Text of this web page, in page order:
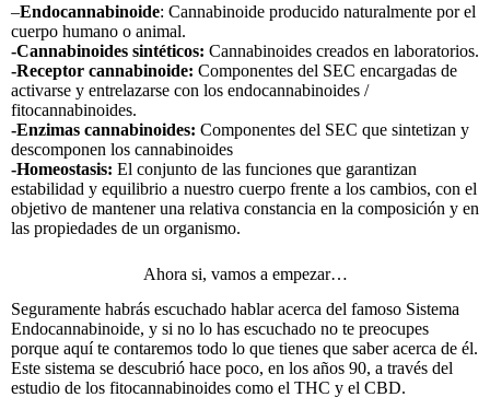
–Endocannabinoide: Cannabinoide producido naturalmente por el
cuerpo humano o animal.
-Cannabinoides sintéticos: Cannabinoides creados en laboratorios.
-Receptor cannabinoide: Componentes del SEC encargadas de
activarse y entrelazarse con los endocannabinoides /
fitocannabinoides.
-Enzimas cannabinoides: Componentes del SEC que sintetizan y
descomponen los cannabinoides
-Homeostasis: El conjunto de las funciones que garantizan
estabilidad y equilibrio a nuestro cuerpo frente a los cambios, con el
objetivo de mantener una relativa constancia en la composición y en
las propiedades de un organismo.
Ahora si, vamos a empezar…
Seguramente habrás escuchado hablar acerca del famoso Sistema
Endocannabinoide, y si no lo has escuchado no te preocupes
porque aquí te contaremos todo lo que tienes que saber acerca de él.
Este sistema se descubrió hace poco, en los años 90, a través del
estudio de los fitocannabinoides como el THC y el CBD.